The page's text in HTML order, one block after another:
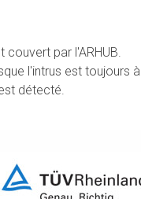
par l'ARHUB.
l'intrus est toujours à
détecté.